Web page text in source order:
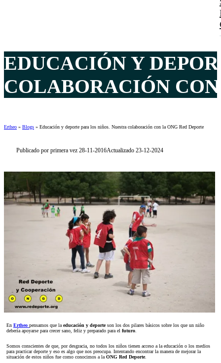
EDUCACIÓN Y
COLABORACIÓN
Ertheo » Blogs » Educación y deporte para los niños. Nuestra colaboración con la ONG Red Deporte
Publicado por primera vez 28-11-2016Actualizado 23-12-2024
En Ertheo pensamos que la educación y deporteson los dos pilares básicos sobre los que un niño
debería apoyarse para crecer sano, feliz y preparado para el futuro
Somos conscientes de que, por desgracia, no todos los niños tienen acceso a la educación o los medios
para practicar deporte y eso es algo que nos preocupa. Intentando encontrar la manera de mejorar la
situación de estos niños fue como conocimos a la ONG Red Deporte.